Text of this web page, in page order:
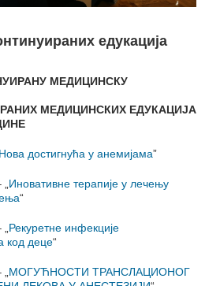
едукација
МЕДИЦИНСКУ
МЕДИЦИНСКИХ ЕДУКАЦИЈА
Нова достигнућа у анемијама”
Иновативне терапије у лечењу
“
Рекуретне инфекције
код деце“
МОГУЋНОСТИ ТРАНСЛАЦИОНОГ